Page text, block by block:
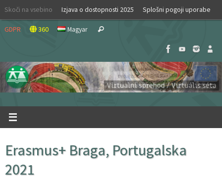
Skip
content
Skoči na vsebino Izjava o dostopnosti 2025 Splošni pogoji uporabe
GDPR 360 Magyar Search
Erasmus+ Braga, Portugalska
2021